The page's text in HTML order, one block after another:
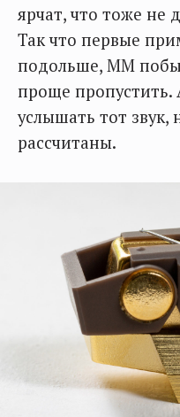
ярчат, что тоже не
Так что первые
подольше, MM
проще
услышать тот звук,
рассчитаны.